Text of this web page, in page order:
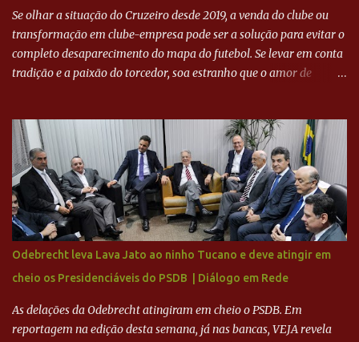
Se olhar a situação do Cruzeiro desde 2019, a venda do clube ou
transformação em clube-empresa pode ser a solução para evitar o
completo desaparecimento do mapa do futebol. Se levar em conta
tradição e a paixão do torcedor, soa estranho que o amor de
feito imediatamente para pagamento de dívidas emergenciais e
investimentos no departamento de futebol. O projeto apresentado
para a recuperação do Cruzeiro, o aporte financeiro inicial, com
Ronaldo sendo solidário à dívida de R$ 1 bilhão a partir de agora,
mais o peso que o ex-atacante tem no mundo do futebol, além de
sua história na Raposa, pesaram para que um dos mais icônicos
camisas 9 acertasse a compra do clube. Fonte: Itatiaia Fonte:
ADVOGADO DO CRUZEIRO NA SAF EXPLICA SITUAÇÃO DO
CRUZEIRO - RONALDO COMPROU 90% DAS AÇÕES DO CLUBE
Odebrecht leva Lava Jato ao ninho Tucano e deve atingir em
cheio os Presidenciáveis do PSDB | Diálogo em Rede
As delações da Odebrecht atingiram em cheio o PSDB. Em
reportagem na edição desta semana, já nas bancas, VEJA revela